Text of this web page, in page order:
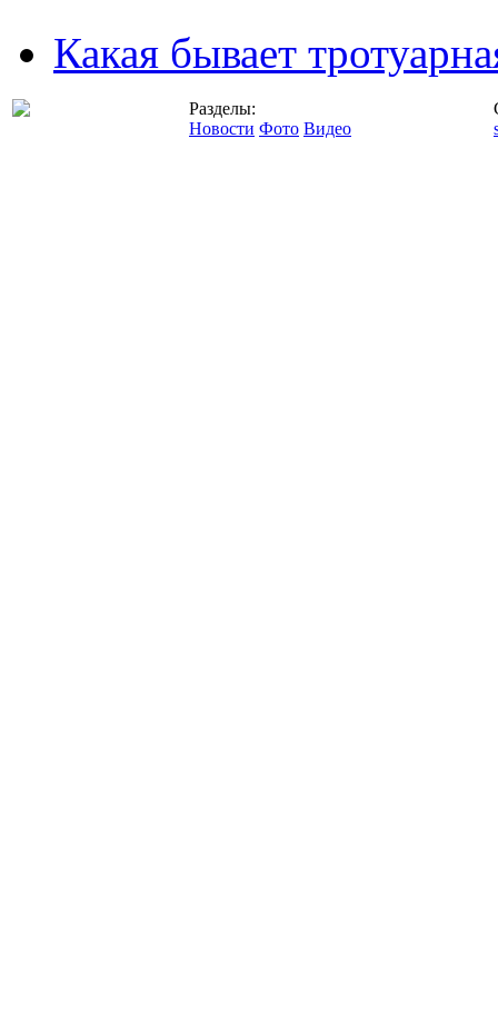
Какая бывает
Разделы:
Новости Фото Видео